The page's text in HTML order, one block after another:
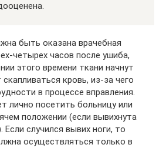
быть оказана врачебная
четырех часов после ушиба,
этого времени ткани начнут
кровь, из-за чего
в процессе вправления.
лично посетить больницу или
положении (если вывихнута
Если случился вывих ноги, то
осуществляться только в